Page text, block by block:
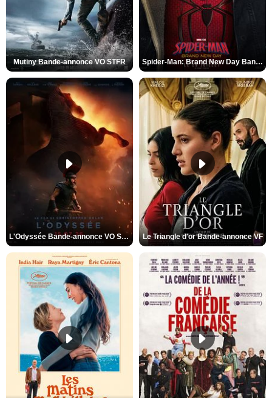
Mutiny Bande-annonce VO STFR Spider-Man: Brand New Day Bande-annonce VO STFR
L'Odyssée Bande-annonce VO STFR Le Triangle d'or Bande-annonce VF